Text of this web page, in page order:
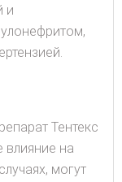
и
Тентекс
влияние на
могут